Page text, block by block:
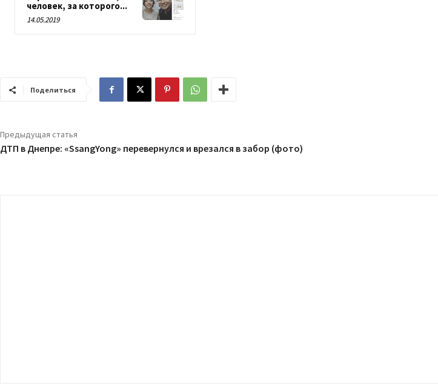
человек, за которого...
14.05.2019
Поделиться
Предыдущая статья
ДТП в Днепре: «SsangYong» перевернулся и врезался в забор (фото)